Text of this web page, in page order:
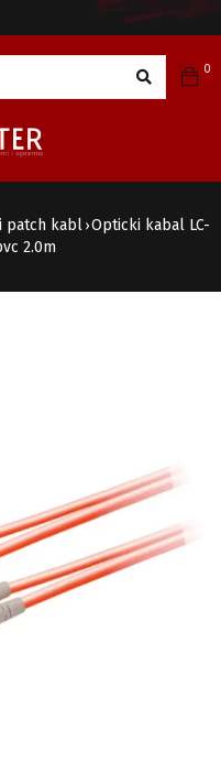
0
patch kabl ›Opticki kabal LC-
2.0m